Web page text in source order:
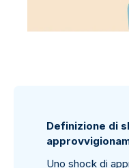
Definizione di
Uno shock di